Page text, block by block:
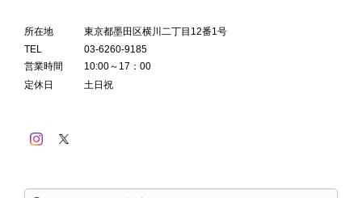
所在地
東京都墨田区横川二丁目12番1号
TEL
03-6260-9185
営業時間
10:00～17：00
定休日
土日祝